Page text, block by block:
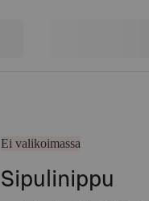
Ei valikoimassa
Sipulinippu